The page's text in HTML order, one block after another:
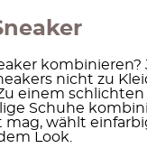
kombinieren?
nicht zu
einem
Schuhe
mag, wählt
Look.